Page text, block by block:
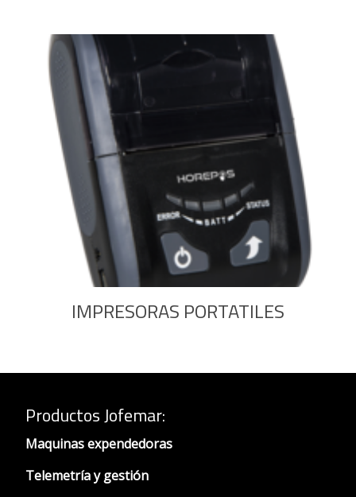
IMPRESORAS PORTATILES
Productos Jofemar:
Maquinas expendedoras
Telemetría y gestión